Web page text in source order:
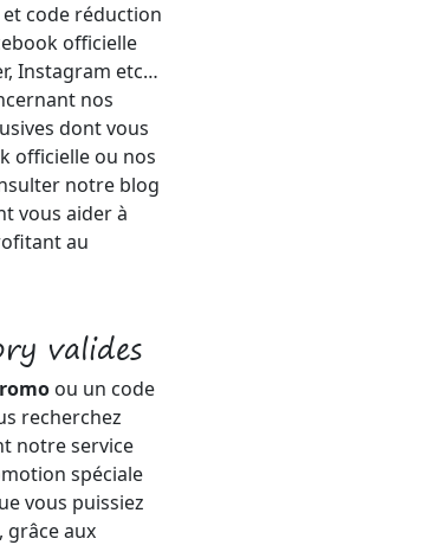
et code réduction
officielle
Instagram etc…
nos
dont vous
officielle ou nos
notre blog
vous aider à
au
valides
ou un code
recherchez
notre service
spéciale
vous puissiez
grâce aux